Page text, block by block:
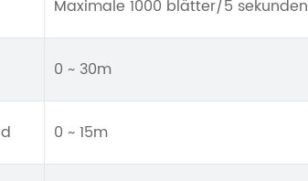
Maximale 1000 blätter/5 sekunden
0 ~ 30m
0 ~ 15m